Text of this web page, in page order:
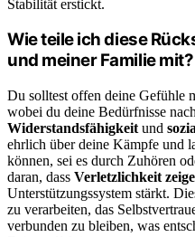
Stabilität erstickt.
Wie teile ich diese
und meiner Familie mit?
Du solltest offen deine Gefühle
wobei du deine Bedürfnisse nach
Widerstandsfähigkeit und
ehrlich über deine Kämpfe und
können, sei es durch Zuhören
daran, dass Verletzlichkeit
Unterstützungssystem stärkt.
zu verarbeiten, das
verbunden zu bleiben, was